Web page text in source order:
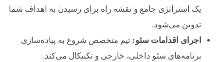
یک استراتژی جامع و نقشه راه برای رسیدن به اهداف شما
تدوین می‌شود.
اجرای اقدامات سئو: تیم متخصص شروع به پیاده‌سازی
برنامه‌های سئو داخلی، خارجی و تکنیکال می‌کند.